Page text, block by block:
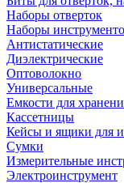
Наборы отверток
Наборы
Антистатические
Диэлектрические
Оптоволокно
Универсальные
Емкости для
Кассетницы
Кейсы и ящики для
Сумки
Измерительные
Электроинструмент